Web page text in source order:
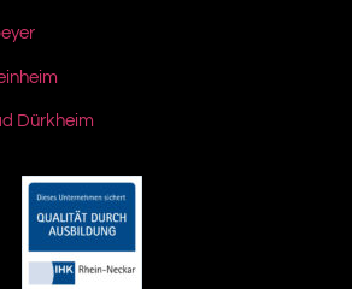
Dürkheim